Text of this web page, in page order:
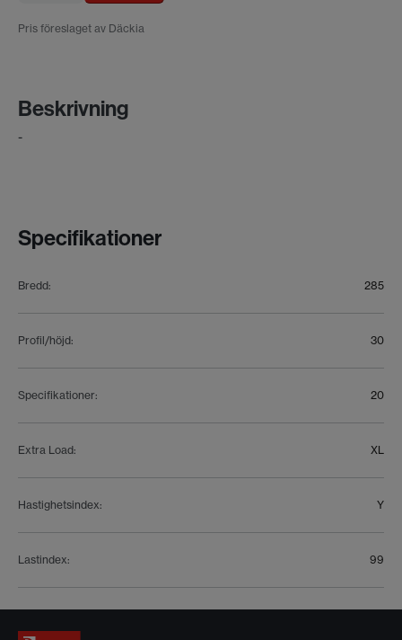
Pris föreslaget av Däckia
Beskrivning
-
Specifikationer
Bredd: 285
Profil/höjd: 30
Specifikationer: 20
Extra Load: XL
Hastighetsindex: Y
Lastindex: 99